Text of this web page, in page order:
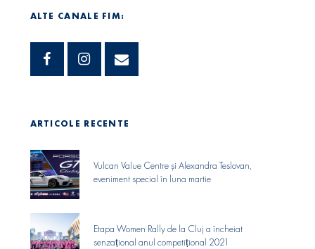
ALTE CANALE FIM:
ARTICOLE RECENTE
Vulcan Value Centre și Alexandra Teslovan,
eveniment special în luna martie
Etapa Women Rally de la Cluj a încheiat
senzaṭional anul competiṭional 2021